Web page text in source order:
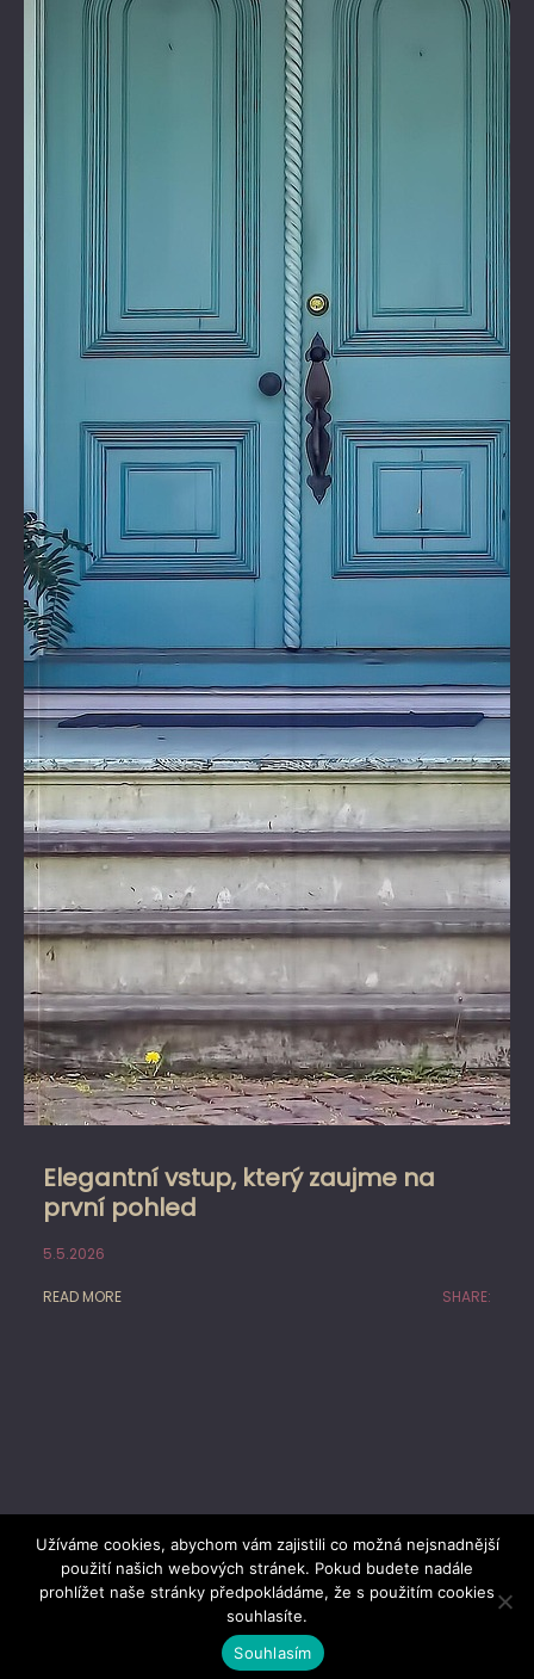
Elegantní vstup, který zaujme na
první pohled
5.5.2026
READ MORE SHARE:
Proudly powered byWordPress|Theme: Dusky
Blog byGraphThemes
Užíváme cookies, abychom vám zajistili co možná nejsnadnější
použití našich webových stránek. Pokud budete nadále
prohlížet naše stránky předpokládáme, že s použitím cookies
souhlasíte.
Souhlasím